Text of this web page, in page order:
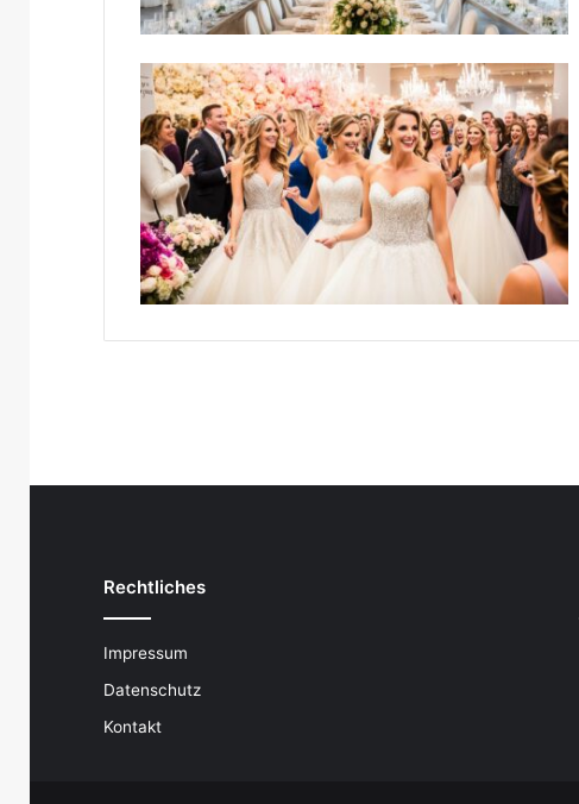
Rechtliches
Impressum
Datenschutz
Kontakt